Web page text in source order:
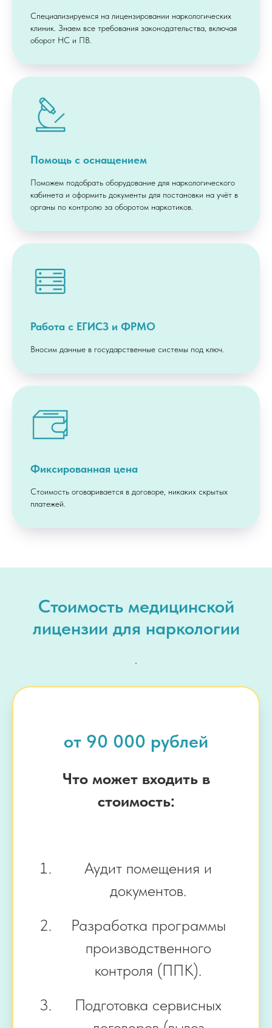
Специализируемся на лицензировании наркологических
клиник. Знаем все требования законодательства, включая
оборот НС и ПВ.
Помощь с оснащением
Поможем подобрать оборудование для наркологического
кабинета и оформить документы для постановки на учёт в
органы по контролю за оборотом наркотиков.
Работа с ЕГИСЗ и ФРМО
Вносим данные в государственные системы под ключ.
Фиксированная цена
Стоимость оговаривается в договоре, никаких скрытых
платежей.
Стоимость медицинской
лицензии для наркологии
.
от 90 000 рублей
Что может входить в
стоимость:
Аудит помещения и
документов.
Разработка программы
производственного
контроля (ППК).
Подготовка сервисных